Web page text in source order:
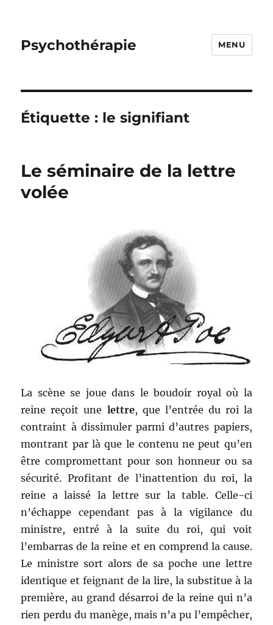
Psychothérapie MENU
Étiquette : le signifiant
Le séminaire de la lettre
volée
La scène se joue dans le boudoir royal où la
reine reçoit une lettre, que l’entrée du roi la
contraint à dissimuler parmi d’autres papiers,
montrant par là que le contenu ne peut qu’en
être compromettant pour son honneur ou sa
sécurité. Profitant de l’inattention du roi, la
reine a laissé la lettre sur la table. Celle-ci
n’échappe cependant pas à la vigilance du
ministre, entré à la suite du roi, qui voit
l’embarras de la reine et en comprend la cause.
Le ministre sort alors de sa poche une lettre
identique et feignant de la lire, la substitue à la
première, au grand désarroi de la reine qui n’a
rien perdu du manège, mais n’a pu l’empêcher,